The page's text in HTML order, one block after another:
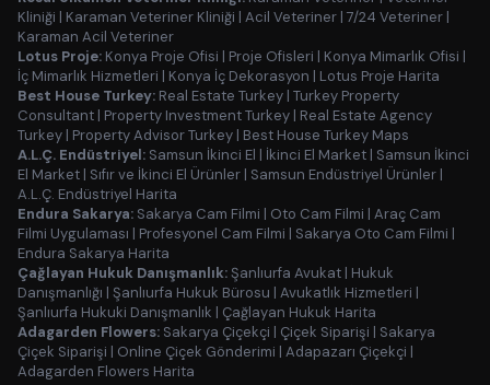
Kliniği | Karaman Veteriner Kliniği | Acil Veteriner | 7/24 Veteriner |
Karaman Acil Veteriner
Lotus Proje: Konya Proje Ofisi | Proje Ofisleri | Konya Mimarlık Ofisi |
İç Mimarlık Hizmetleri | Konya İç Dekorasyon | Lotus Proje Harita
Best House Turkey: Real Estate Turkey | Turkey Property
Consultant | Property Investment Turkey | Real Estate Agency
Turkey | Property Advisor Turkey | Best House Turkey Maps
A.L.Ç. Endüstriyel: Samsun İkinci El | İkinci El Market | Samsun İkinci
El Market | Sıfır ve İkinci El Ürünler | Samsun Endüstriyel Ürünler |
A.L.Ç. Endüstriyel Harita
Endura Sakarya: Sakarya Cam Filmi | Oto Cam Filmi | Araç Cam
Filmi Uygulaması | Profesyonel Cam Filmi | Sakarya Oto Cam Filmi |
Endura Sakarya Harita
Çağlayan Hukuk Danışmanlık:Şanlıurfa Avukat | Hukuk
Danışmanlığı | Şanlıurfa Hukuk Bürosu | Avukatlık Hizmetleri |
Şanlıurfa Hukuki Danışmanlık | Çağlayan Hukuk Harita
Adagarden Flowers: Sakarya Çiçekçi | Çiçek Siparişi | Sakarya
Çiçek Siparişi | Online Çiçek Gönderimi | Adapazarı Çiçekçi |
Adagarden Flowers Harita